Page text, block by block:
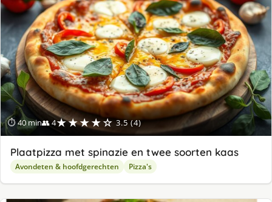
⏱ 40 min👥 4★★★★☆ 3.5 (4)
Plaatpizza met spinazie en twee soorten kaas
Avondeten & hoofdgerechten Pizza's